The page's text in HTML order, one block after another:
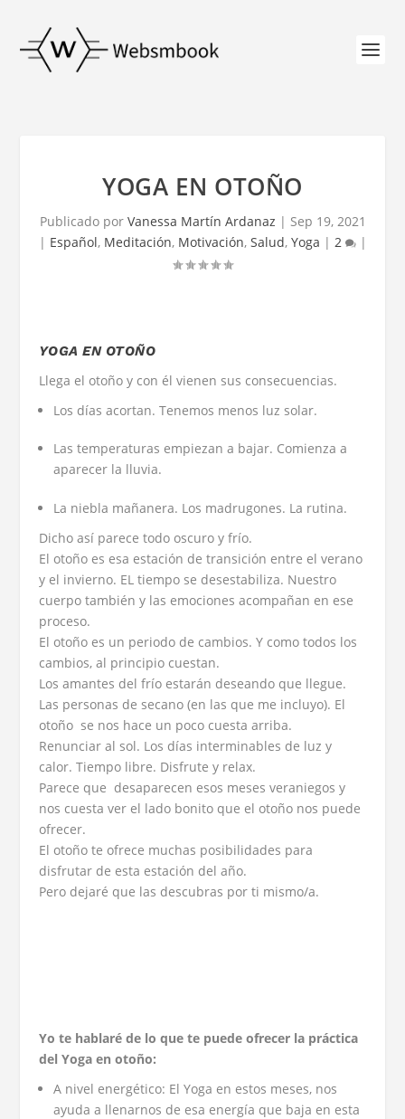
YOGA EN OTOÑO
Publicado por Vanessa Martín Ardanaz | Sep 19, 2021
| Español, Meditación, Motivación, Salud, Yoga | 2 |
YOGA EN OTOÑO
Llega el otoño y con él vienen sus consecuencias.
Los días acortan. Tenemos menos luz solar.
Las temperaturas empiezan a bajar. Comienza a
aparecer la lluvia.
La niebla mañanera. Los madrugones. La rutina.
Dicho así parece todo oscuro y frío.
El otoño es esa estación de transición entre el verano
y el invierno. EL tiempo se desestabiliza. Nuestro
cuerpo también y las emociones acompañan en ese
proceso.
El otoño es un periodo de cambios. Y como todos los
cambios, al principio cuestan.
Los amantes del frío estarán deseando que llegue.
Las personas de secano (en las que me incluyo). El
otoño se nos hace un poco cuesta arriba.
Renunciar al sol. Los días interminables de luz y
calor. Tiempo libre. Disfrute y relax.
Parece que desaparecen esos meses veraniegos y
nos cuesta ver el lado bonito que el otoño nos puede
ofrecer.
El otoño te ofrece muchas posibilidades para
disfrutar de esta estación del año.
Pero dejaré que las descubras por ti mismo/a.
Yo te hablaré de lo que te puede ofrecer la práctica
del Yoga en otoño:
A nivel energético: El Yoga en estos meses, nos
ayuda a llenarnos de esa energía que baja en esta